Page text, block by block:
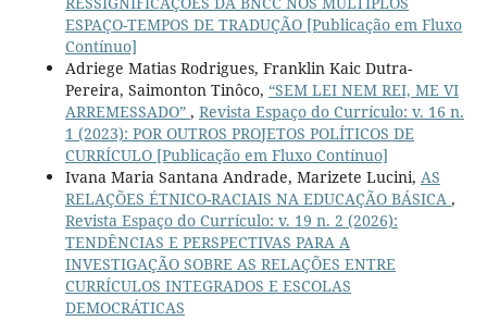
ESPAÇO-TEMPOS DE TRADUÇÃO [Publicação em Fluxo
Contínuo]
Adriege Matias Rodrigues, Franklin Kaic Dutra-
Pereira, Saimonton Tinôco, “SEM LEI NEM REI, ME VI
ARREMESSADO” , Revista Espaço do Currículo: v. 16 n.
1 (2023): POR OUTROS PROJETOS POLÍTICOS DE
CURRÍCULO [Publicação em Fluxo Contínuo]
Ivana Maria Santana Andrade, Marizete Lucini, AS
RELAÇÕES ÉTNICO-RACIAIS NA EDUCAÇÃO BÁSICA ,
Revista Espaço do Currículo: v. 19 n. 2 (2026):
TENDÊNCIAS E PERSPECTIVAS PARA A
INVESTIGAÇÃO SOBRE AS RELAÇÕES ENTRE
CURRÍCULOS INTEGRADOS E ESCOLAS
DEMOCRÁTICAS